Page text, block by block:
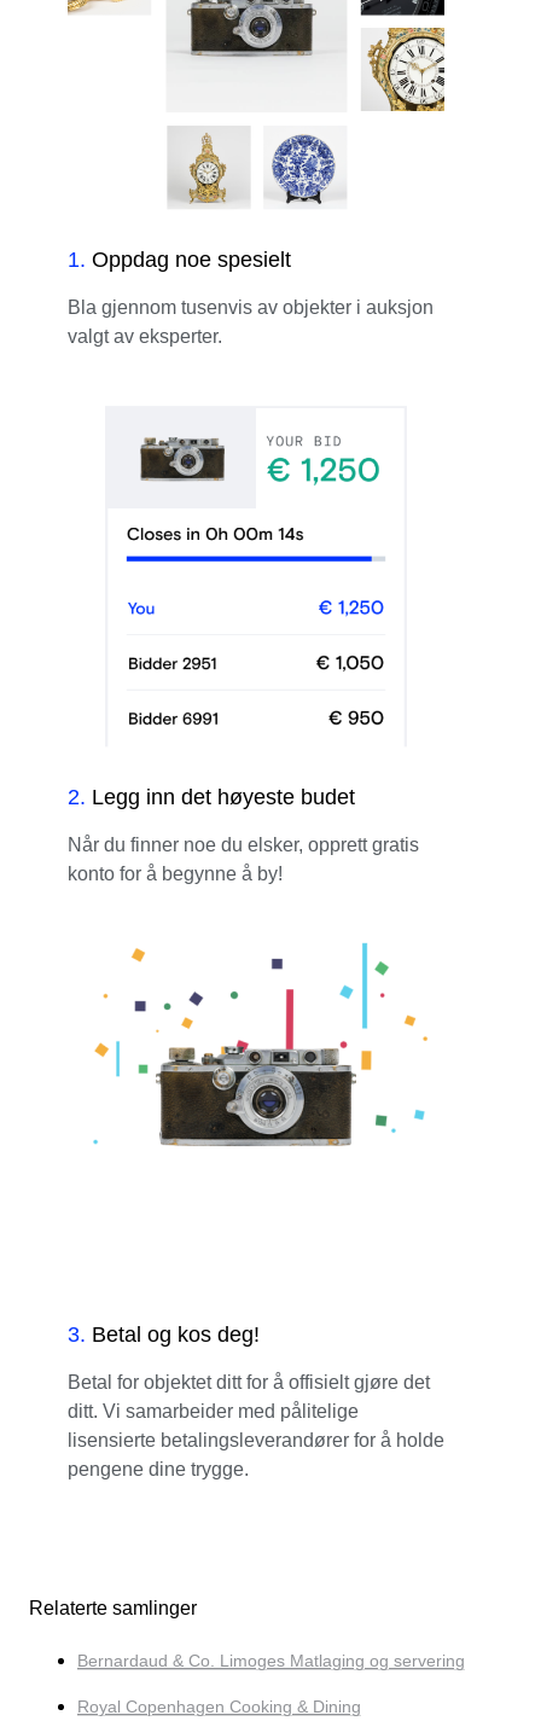
1. Oppdag noe spesielt
Bla gjennom tusenvis av objekter i auksjon
valgt av eksperter.
2. Legg inn det høyeste budet
Når du finner noe du elsker, opprett gratis
konto for å begynne å by!
3. Betal og kos deg!
Betal for objektet ditt for å offisielt gjøre det
ditt. Vi samarbeider med pålitelige
lisensierte betalingsleverandører for å holde
pengene dine trygge.
Relaterte samlinger
Bernardaud & Co. Limoges Matlaging og servering
Royal Copenhagen Cooking & Dining